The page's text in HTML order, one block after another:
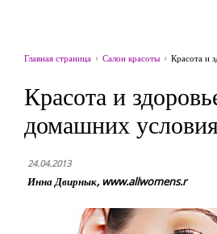
Главная страница Салон красоты Красота и
Красота и
домашних
24.04.2013
Инна Двирнык, www.allwomens.r